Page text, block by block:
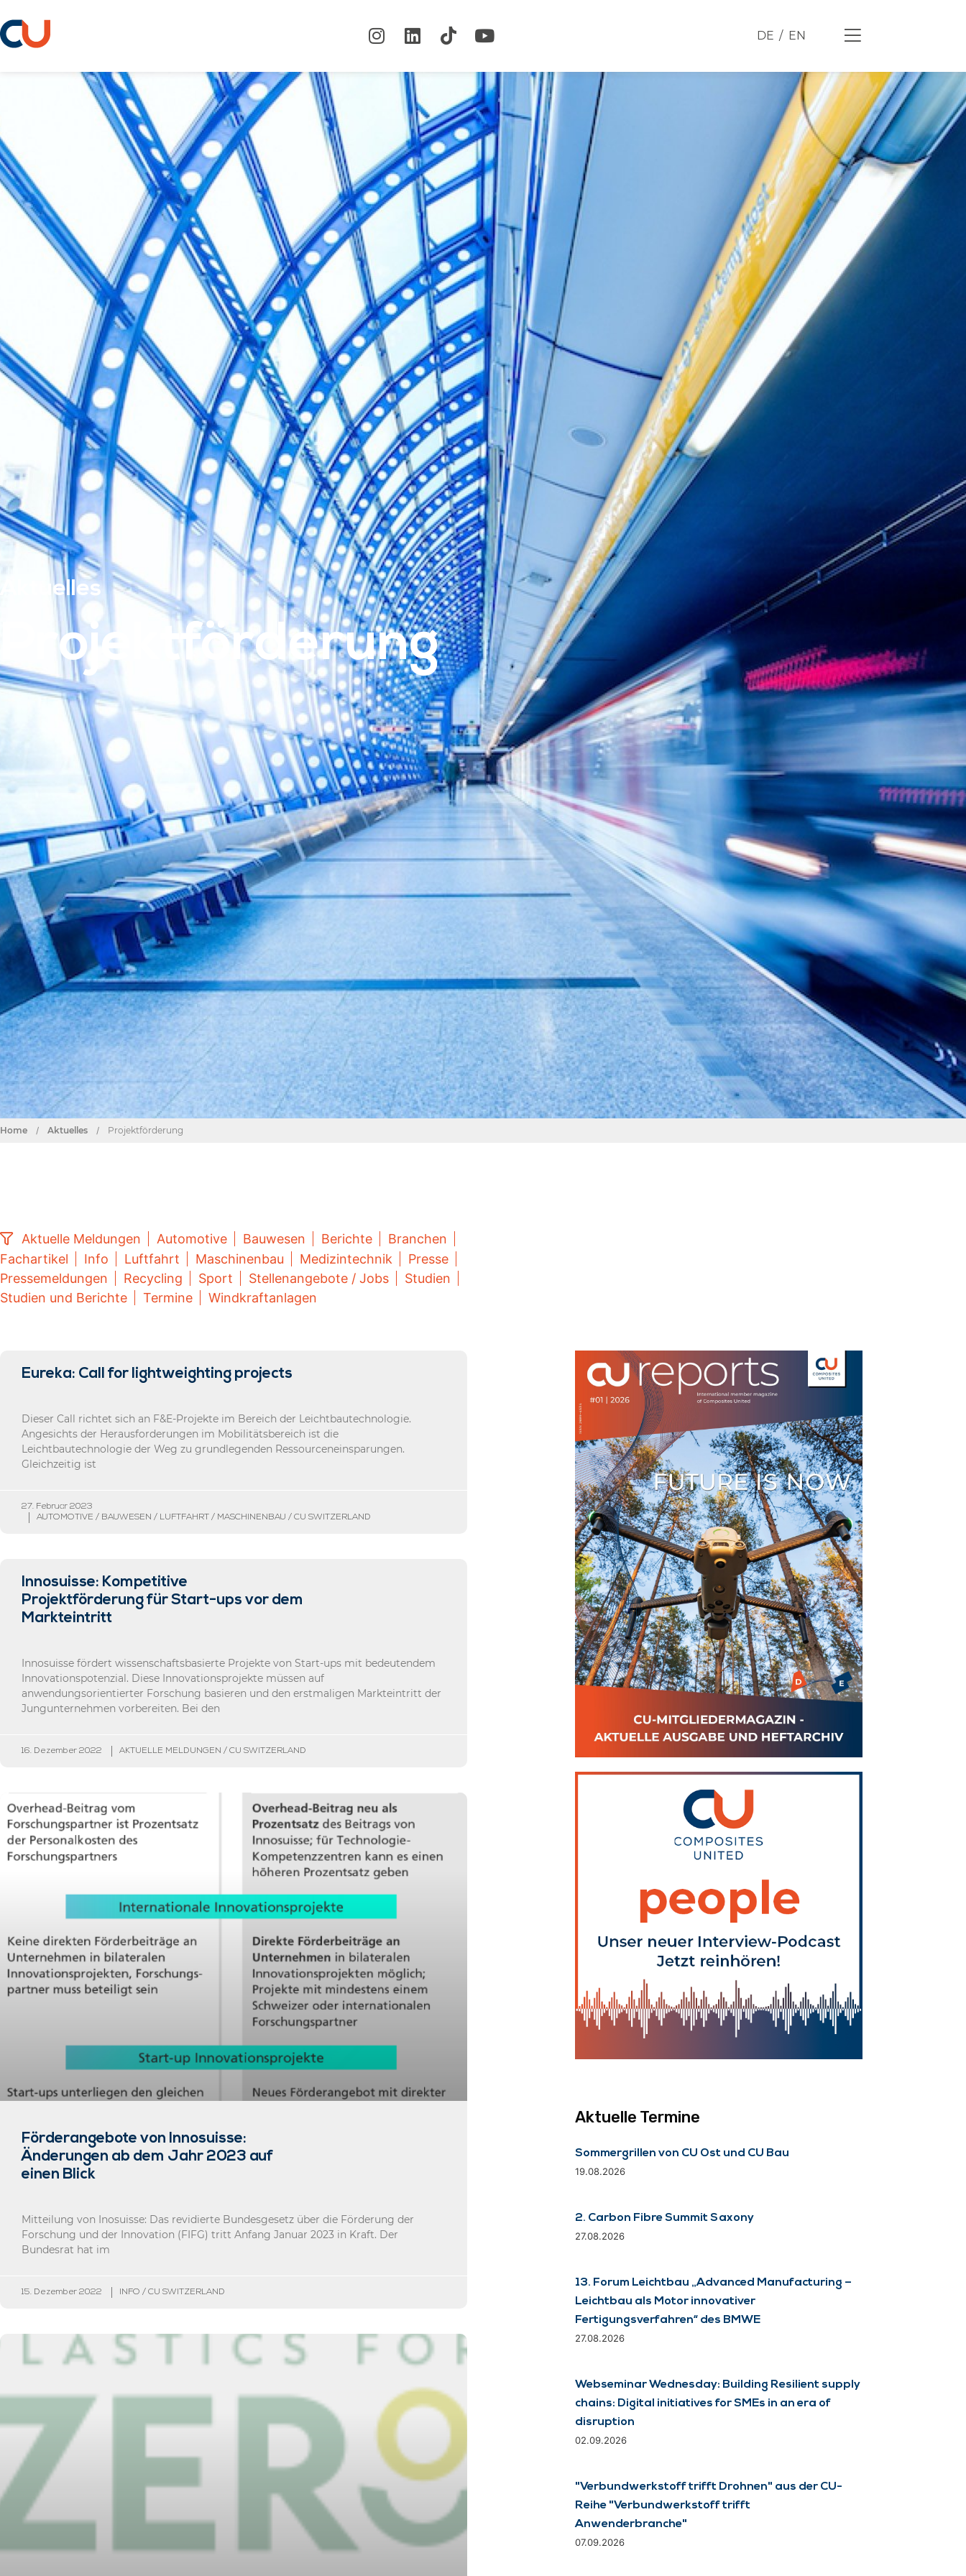
DE EN
Aktuelles
Projektförderung
Home / Aktuelles / Projektförderung
Aktuelle Meldungen Automotive Bauwesen Berichte
Branchen
Fachartikel
Info Luftfahrt Maschinenbau Medizintechnik
Presse
Pressemeldungen
Recycling Sport Stellenangebote / Jobs
Studien
Studien und Berichte
Termine Windkraftanlagen
Eureka: Call for lightweighting projects
Dieser Call richtet sich an F&E-Projekte im Bereich der Leichtbautechnologie.
Angesichts der Herausforderungen im Mobilitätsbereich ist die
Leichtbautechnologie der Weg zu grundlegenden Ressourceneinsparungen.
Gleichzeitig ist
27. Februar 2023
AUTOMOTIVE / BAUWESEN / LUFTFAHRT / MASCHINENBAU / CU SWITZERLAND
Innosuisse: Kompetitive
Projektförderung für Start-ups vor dem
Markteintritt
Innosuisse fördert wissenschaftsbasierte Projekte von Start-ups mit bedeutendem
Innovationspotenzial. Diese Innovationsprojekte müssen auf
anwendungsorientierter Forschung basieren und den erstmaligen Markteintritt der
Jungunternehmen vorbereiten. Bei den
16. Dezember 2022 AKTUELLE MELDUNGEN / CU SWITZERLAND
Förderangebote von Innosuisse:
Änderungen ab dem Jahr 2023 auf
einen Blick
Mitteilung von Inosuisse: Das revidierte Bundesgesetz über die Förderung der
Forschung und der Innovation (FIFG) tritt Anfang Januar 2023 in Kraft. Der
Bundesrat hat im
15. Dezember 2022 INFO / CU SWITZERLAND
Aktuelle Termine
Sommergrillen von CU Ost und CU Bau
19.08.2026
2. Carbon Fibre Summit Saxony
27.08.2026
13. Forum Leichtbau „Advanced Manufacturing –
Leichtbau als Motor innovativer
Fertigungsverfahren“ des BMWE
27.08.2026
Webseminar Wednesday: Building Resilient supply
chains: Digital initiatives for SMEs in an era of
disruption
02.09.2026
"Verbundwerkstoff trifft Drohnen" aus der CU-
Reihe "Verbundwerkstoff trifft
Anwenderbranche"
07.09.2026